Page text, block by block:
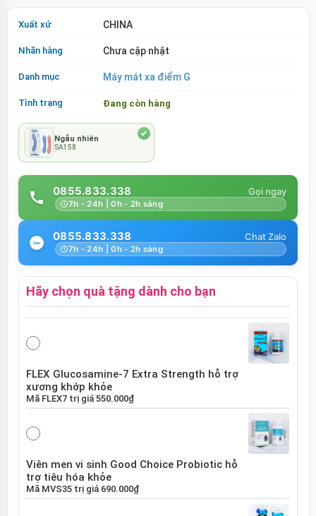
Xuất xứ CHINA
Nhãn hàng Chưa cập nhật
Danh mục Máy mát xa điểm G
Tình trạng Đang còn hàng
Ngẫu nhiên
SA158
0855.833.338
7h - 24h | 0h - 2h sáng
0855.833.338
7h - 24h | 0h - 2h sáng
Hãy chọn quà tặng dành cho bạn
FLEX Glucosamine-7 Extra Strength hỗ trợ
xương khớp khỏe
Mã FLEX7trị giá 550.000₫
Viên men vi sinh Good Choice Probiotic hỗ
trợ tiêu hóa khỏe
Mã MVS35trị giá 690.000₫